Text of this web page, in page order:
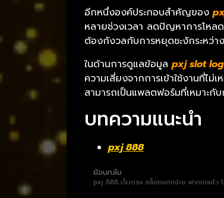
อีกหนึ่งองค์ประกอบสำคัญของ
หลายช่วงเวลา ลดปัญหาการโหลด
ต้องกังวลกับการหยุดชะงักระหว่า
ในด้านการดูแลข้อมูลpxj slot
ความเสี่ยงจากการเข้าใช้งานที่ไ
สามารถเป็นแพลตฟอร์มที่เหมาะกั
บทความแนะนำ
pxj 888
ย้อนกลับ
pxj 888 เว็บตรง สล็อตแตกง่าย ฝากถอนไว